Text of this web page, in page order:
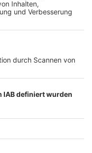
Impressum